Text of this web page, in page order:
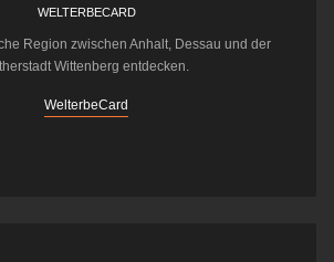
WELTERBECARD
Region zwischen Anhalt, Dessau und der
Wittenberg entdecken.
WelterbeCard